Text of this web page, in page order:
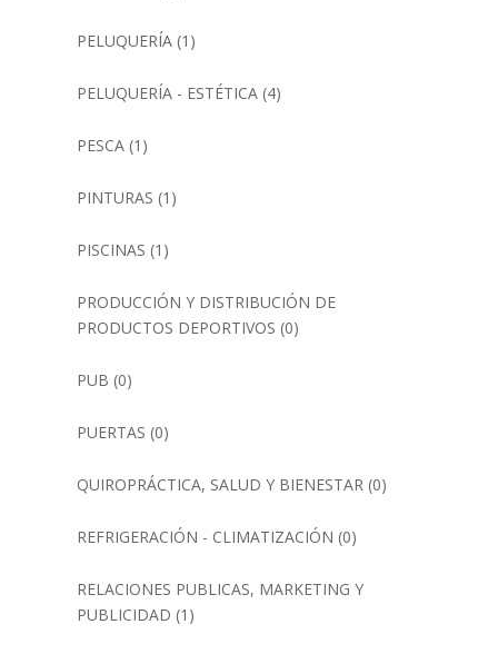
PELUQUERÍA(1)
PELUQUERÍA - ESTÉTICA(4)
PESCA(1)
PINTURAS (1)
PISCINAS (1)
PRODUCCIÓN Y DISTRIBUCIÓN DE
PRODUCTOS DEPORTIVOS (0)
PUB (0)
PUERTAS (0)
QUIROPRÁCTICA, SALUD Y BIENESTAR (0)
REFRIGERACIÓN - CLIMATIZACIÓN (0)
RELACIONES PUBLICAS, MARKETING Y
PUBLICIDAD (1)